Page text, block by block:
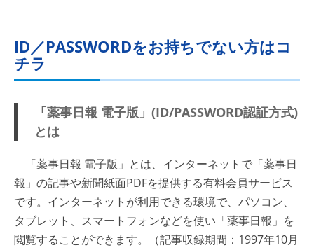
ID／PASSWORDをお持ちでない方はコ
チラ
「薬事日報 電子版」(ID/PASSWORD認証方式)
とは
「薬事日報 電子版」とは、インターネットで「薬事日
報」の記事や新聞紙面PDFを提供する有料会員サービス
です。インターネットが利用できる環境で、パソコン、
タブレット、スマートフォンなどを使い「薬事日報」を
閲覧することができます。（記事収録期間：1997年10月